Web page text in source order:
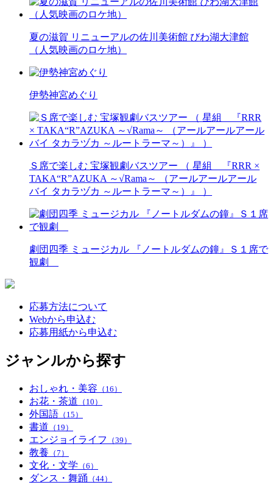
夏の滋賀 リニューアルの佐川美術館 びわ湖大津館
（人気映画のロケ地）
伊勢神宮めぐり
Ｓ席で楽しむ 宝塚観劇バスツアー （ 星組 『RRR ×
TAKA“R”AZUKA ～√Rama～ （アールアールアール
バイ タカラヅカ ～ルートラーマ～）』 ）
劇団四季 ミュージカル 『ノートルダムの鐘』Ｓ１席で
観劇
応募方法について
Webから申込む
応募用紙から申込む
ジャンルから探す
おしゃれ・美容 （16）
お花・茶道 （10）
外国語 （15）
書道 （19）
エンジョイライフ （39）
教養 （7）
文化・文学 （6）
ダンス・舞踊 （44）